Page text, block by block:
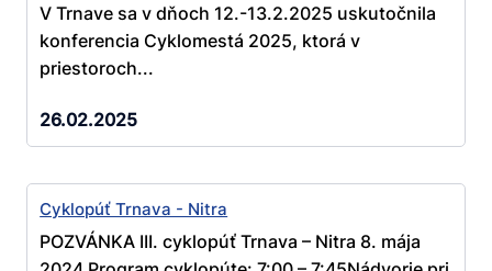
V Trnave sa v dňoch 12.-13.2.2025 uskutočnila
konferencia Cyklomestá 2025, ktorá v
priestoroch...
26.02.2025
Cyklopúť Trnava - Nitra
POZVÁNKA III. cyklopúť Trnava – Nitra 8. mája